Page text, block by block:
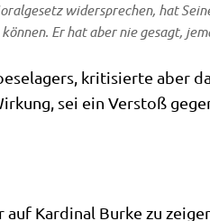
wider­spre­chen, hat
Er hat aber nie gesagt,
kri­ti­sier­te aber
sei ein Ver­stoß
Kar­di­nal Bur­ke zu